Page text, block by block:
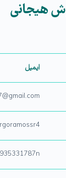
هیجانی
ایمیل